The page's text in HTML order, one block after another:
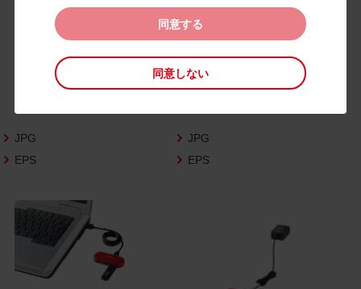
また、当社は、下記のCAD図データ利用規約
（以下「CAD図データ利用規約」といいます）
に同意いただいたお客様に限定して、本CA
D図ダウンロードページで公開している当
いいます）の利用を許諾いたします。
お客様が「同意する」ボタンをクリックされ
た場合、商品写真データ利用規約及びCAD
みなされます。
なお、商品写真データ利用規約及びCAD図
データ利用規約の記載事項は予告なく変更
されることがあります。各データをダウン
ロードする際には最新の規約をご確認くだ
同意する
同意しない
JPG
EPS
JPG
EPS